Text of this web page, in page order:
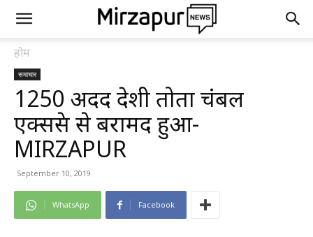
होम
समाचार
1250 अदद देशी तोता चंबल
एक्सप्रेस से बरामद हुआ-
MIRZAPUR
September 10, 2019
WhatsApp Facebook